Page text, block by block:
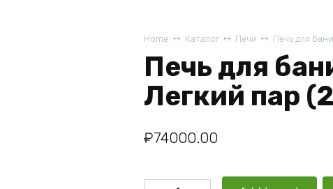
Home Каталог Печи Печь для
Печь для
Легкий пар
₽74000.00